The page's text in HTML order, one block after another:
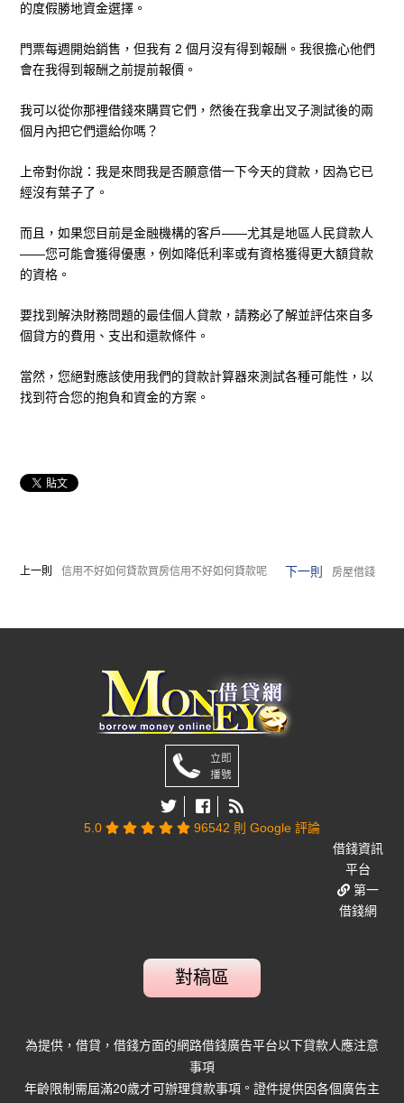
的度假勝地資金選擇。
門票每週開始銷售，但我有 2 個月沒有得到報酬。我很擔心他們
會在我得到報酬之前提前報價。
我可以從你那裡借錢來購買它們，然後在我拿出叉子測試後的兩
個月內把它們還給你嗎？
上帝對你說：我是來問我是否願意借一下今天的貸款，因為它已
經沒有葉子了。
而且，如果您目前是金融機構的客戶——尤其是地區人民貸款人
——您可能會獲得優惠，例如降低利率或有資格獲得更大額貸款
的資格。
要找到解決財務問題的最佳個人貸款，請務必了解並評估來自多
個貸方的費用、支出和還款條件。
當然，您絕對應該使用我們的貸款計算器來測試各種可能性，以
找到符合您的抱負和資金的方案。
上一則 信用不好如何貸款買房信用不好如何貸款呢 下一則 房屋借錢
5.0
96542 則 Google 評論
借錢資訊
平台
第一
借錢網
對稿區
為提供，借貸，借錢方面的網路借錢廣告平台以下貸款人應注意
事項
年齡限制需屆滿20歲才可辦理貸款事項 。 證件提供因各個廣告主